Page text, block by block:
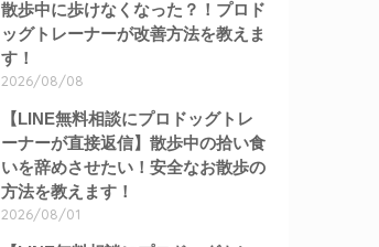
散歩中に歩けなくなった？！プロド
ッグトレーナーが改善方法を教えま
す！
2026/08/08
【LINE無料相談にプロドッグトレ
ーナーが直接返信】散歩中の拾い食
いを辞めさせたい！安全なお散歩の
方法を教えます！
2026/08/01